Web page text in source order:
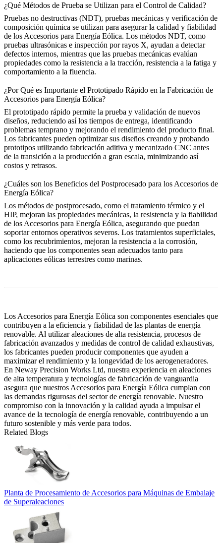
¿Qué Métodos de Prueba se Utilizan para el Control de Calidad?
Pruebas no destructivas (NDT), pruebas mecánicas y verificación de
composición química se utilizan para asegurar la calidad y fiabilidad
de los Accesorios para Energía Eólica. Los métodos NDT, como
pruebas ultrasónicas e inspección por rayos X, ayudan a detectar
defectos internos, mientras que las pruebas mecánicas evalúan
propiedades como la resistencia a la tracción, resistencia a la fatiga y
comportamiento a la fluencia.
¿Por Qué es Importante el Prototipado Rápido en la Fabricación de
Accesorios para Energía Eólica?
El prototipado rápido permite la prueba y validación de nuevos
diseños, reduciendo así los tiempos de entrega, identificando
problemas temprano y mejorando el rendimiento del producto final.
Los fabricantes pueden optimizar sus diseños creando y probando
prototipos utilizando fabricación aditiva y mecanizado CNC antes
de la transición a la producción a gran escala, minimizando así
costos y retrasos.
¿Cuáles son los Beneficios del Postprocesado para los Accesorios de
Energía Eólica?
Los métodos de postprocesado, como el tratamiento térmico y el
HIP, mejoran las propiedades mecánicas, la resistencia y la fiabilidad
de los Accesorios para Energía Eólica, asegurando que puedan
soportar entornos operativos severos. Los tratamientos superficiales,
como los recubrimientos, mejoran la resistencia a la corrosión,
haciendo que los componentes sean adecuados tanto para
aplicaciones eólicas terrestres como marinas.
Los Accesorios para Energía Eólica son componentes esenciales que
contribuyen a la eficiencia y fiabilidad de las plantas de energía
renovable. Al utilizar aleaciones de alta resistencia, procesos de
fabricación avanzados y medidas de control de calidad exhaustivas,
los fabricantes pueden producir componentes que ayuden a
maximizar el rendimiento y la longevidad de los aerogeneradores.
En Neway Precision Works Ltd, nuestra experiencia en aleaciones
de alta temperatura y tecnologías de fabricación de vanguardia
asegura que nuestros Accesorios para Energía Eólica cumplan con
las demandas rigurosas del sector de energía renovable. Nuestro
compromiso con la innovación y la calidad ayuda a impulsar el
avance de la tecnología de energía renovable, contribuyendo a un
futuro sostenible y más verde para todos.
Related Blogs
Planta de Procesamiento de Accesorios para Máquinas de Embalaje
de Superaleaciones